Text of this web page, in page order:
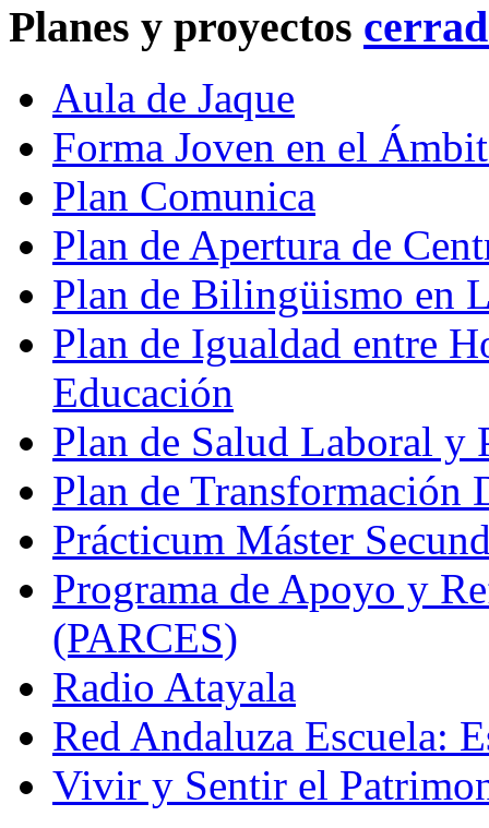
Planes y proyectos
Aula de Jaque
Forma Joven en el
Plan Comunica
Plan de Apertura de
Plan de Bilingüismo en
Plan de Igualdad entre
Educación
Plan de Salud Laboral y
Plan de Transformación
Prácticum Máster
Programa de Apoyo y
(PARCES)
Radio Atayala
Red Andaluza Escuela:
Vivir y Sentir el